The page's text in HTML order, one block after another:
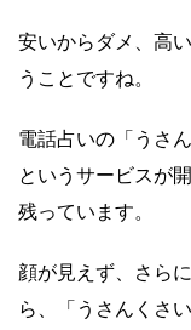
安いからダメ、高
うことですね。
電話占いの「うさ
というサービスが
残っています。
顔が見えず、さら
ら、「うさんくさ